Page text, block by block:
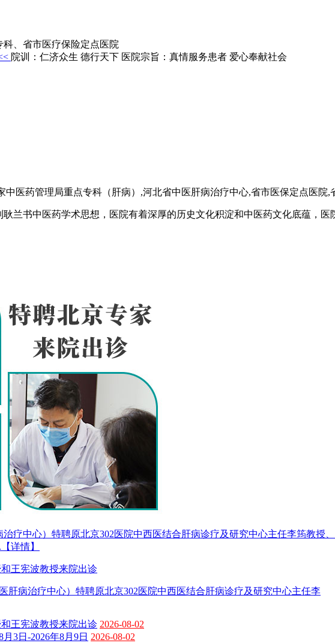
、省市医疗保险定点医院
院训： 仁济众生 德行天下 医院宗旨： 真情服务患者 爱心奉献社会
医药管理局重点专科（肝病）,河北省中医肝病治疗中心,省市医保定点医院
兰书中医药学术思想，医院有着深厚的历史文化积淀和中医药文化底蕴，
疗中心）特聘原北京302医院中西医结合肝病诊疗及研究中心主任李筠教授
详情】
王宪波教授来院出诊
肝病治疗中心）特聘原北京302医院中西医结合肝病诊疗及研究中心主任李
王宪波教授来院出诊 2026-08-02
3日-2026年8月9日 2026-08-02